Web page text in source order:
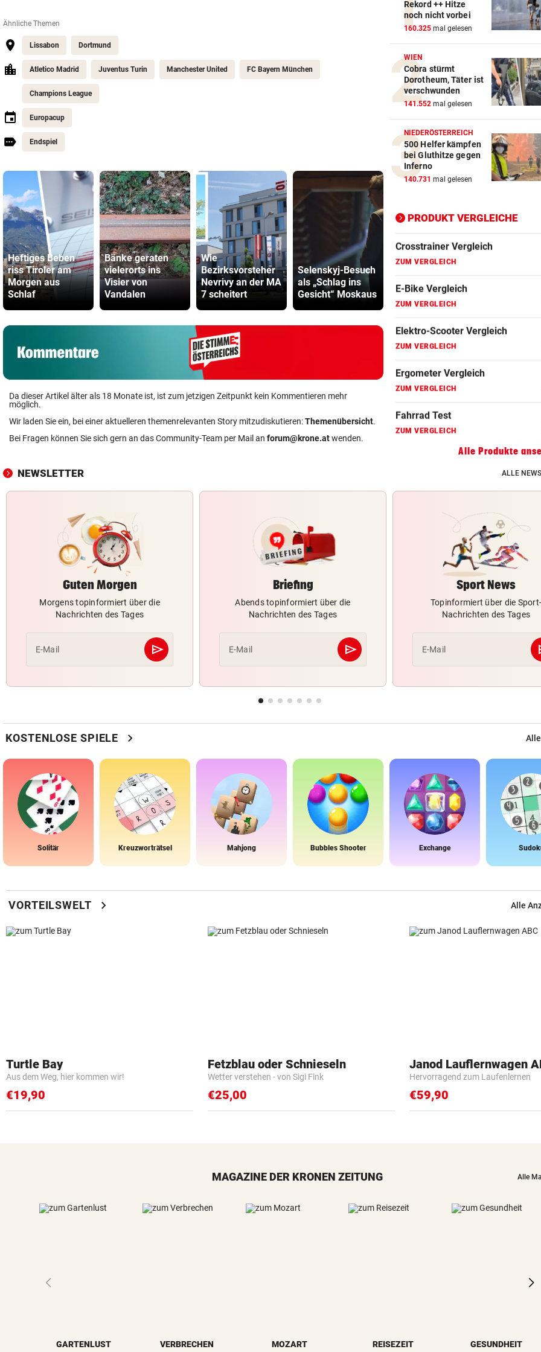
Ähnliche Themen
Lissabon Dortmund
Atletico Madrid Juventus Turin Manchester United FC Bayern München
Champions League
Europacup
Endspiel
Heftiges Beben
riss Tiroler am
Morgen aus
Schlaf
Bänke geraten
vielerorts ins
Visier von
Vandalen
Wie
Bezirksvorsteher
Nevrivy an der MA
7 scheitert
Selenskyj-Besuch
als „Schlag ins
Gesicht“ Moskaus
Arzt auf
„Südsudan ist
vergessen“
Da dieser Artikel älter als 18 Monate ist, ist zum jetzigen Zeitpunkt kein Kommentieren mehr
möglich.
Wir laden Sie ein, bei einer aktuelleren themenrelevanten Story mitzudiskutieren:Themenübersicht.
Bei Fragen können Sie sich gern an das Community-Team per Mail an forum@krone.atwenden.
Rekord ++ Hitze
noch nicht vorbei
160.325 mal gelesen
WIEN
Cobra stürmt
Dorotheum, Täter ist
verschwunden
141.552 mal gelesen
NIEDERÖSTERREICH
500 Helfer kämpfen
bei Gluthitze gegen
Inferno
140.731 mal gelesen
PRODUKT VERGLEICHE
Action-Cam Vergleich
ZUM VERGLEICH
Crosstrainer Vergleich
ZUM VERGLEICH
ZUM VERGLEICH
Elektro-Scooter Vergleich
ZUM VERGLEICH
ZUM VERGLEICH
Fahrrad Test
Fahrradanhänger Vergleich
Faszienrolle Vergleich
Hoverboard Vergleich
Kinderfahrrad Vergleich
Alle Produkte
NEWSLETTER ALLE
Guten Morgen
Morgens topinformiert über die
Nachrichten des Tages
E-Mail send
Abschicken
Briefing
Abends topinformiert über die
Nachrichten des Tages
E-Mail send
Abschicken
Sport News
Topinformiert über die Sport-
Nachrichten des Tages
E-Mail
KOSTENLOSE SPIELE chevron_right
Solitär Kreuzworträtsel Mahjong Bubbles Shooter Exchange
VORTEILSWELT chevron_right Alle
Turtle Bay
Aus dem Weg, hier kommen wir!
€19,90
Fetzblau oder Schnieseln
Wetter verstehen - von Sigi Fink
€25,00
Janod Lauflernwagen
Hervorragend zum Laufenlernen
€59,90
MAGAZINE DER KRONEN ZEITUNG Alle
GARTENLUST VERBRECHEN MOZART REISEZEIT GESUNDHEIT